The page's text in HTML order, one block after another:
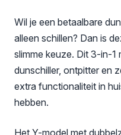
Wil je een betaalbare
alleen schillen? Dan is
slimme keuze. Dit 3-in-1
dunschiller, ontpitter en
extra functionaliteit in
hebben.
Het Y-model met